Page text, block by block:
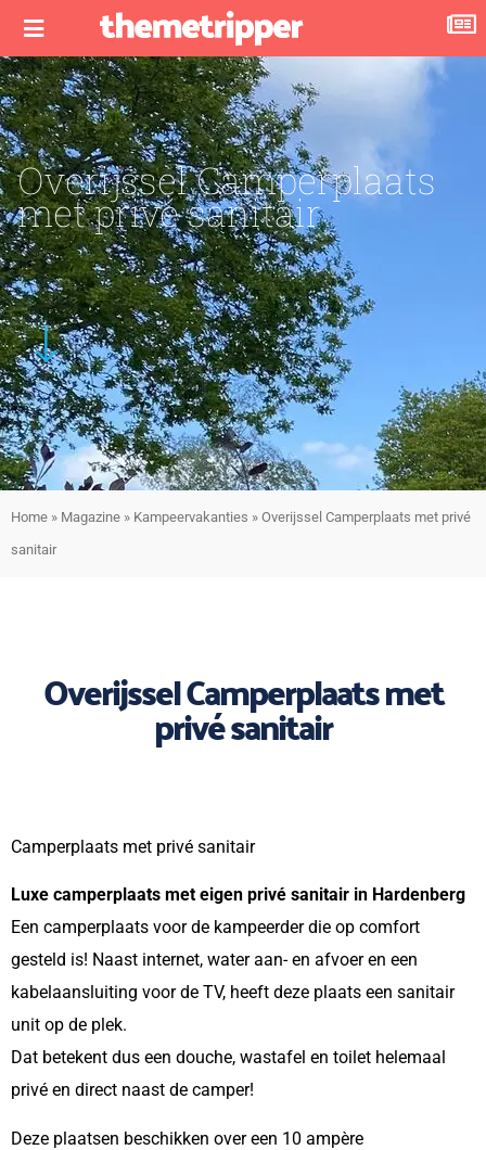
Overijssel Camperplaats
met privé sanitair
Home » Magazine » Kampeervakanties » Overijssel Camperplaats met privé
sanitair
Overijssel Camperplaats met
privé sanitair
Camperplaats met privé sanitair
Luxe camperplaats met eigen privé sanitair in Hardenberg
Een camperplaats voor de kampeerder die op comfort
gesteld is! Naast internet, water aan- en afvoer en een
kabelaansluiting voor de TV, heeft deze plaats een sanitair
unit op de plek.
Dat betekent dus een douche, wastafel en toilet helemaal
privé en direct naast de camper!
Deze plaatsen beschikken over een 10 ampère